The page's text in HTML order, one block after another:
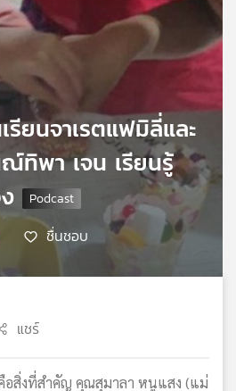
รียนจาเรตแฟมิลี่และ
ทิพา เจน เรียนรู้
ชื่นชอบ
แชร์
อสิ่งที่สำคัญ คุณสุมาลา หนูแสง (แม่